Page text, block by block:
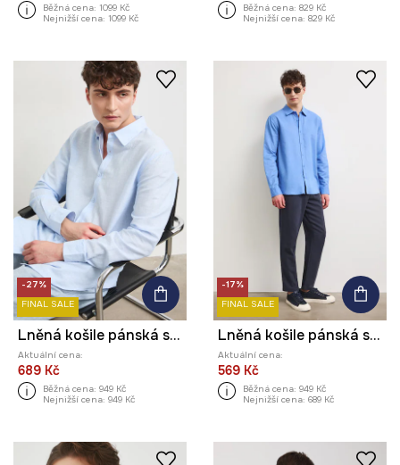
Běžná cena: 1099 Kč
Nejnižší cena: 1099 Kč
Běžná cena: 829 Kč
Nejnižší cena: 829 Kč
-27%
FINAL SALE
Lněná košile pánská s klasickým límcem hladký povrch
Aktuální cena:
689 Kč
Běžná cena: 949 Kč
Nejnižší cena: 949 Kč
-17%
FINAL SALE
Lněná košile pánská s klasickým límcem hladký povrch
Aktuální cena:
569 Kč
Běžná cena: 949 Kč
Nejnižší cena: 689 Kč